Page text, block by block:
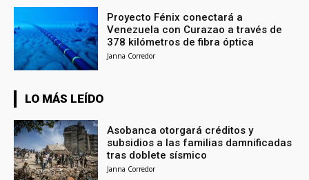
Proyecto Fénix conectará a
Venezuela con Curazao a través de
378 kilómetros de fibra óptica
Janna Corredor
LO MÁS LEÍDO
Asobanca otorgará créditos y
subsidios a las familias damnificadas
tras doblete sísmico
Janna Corredor